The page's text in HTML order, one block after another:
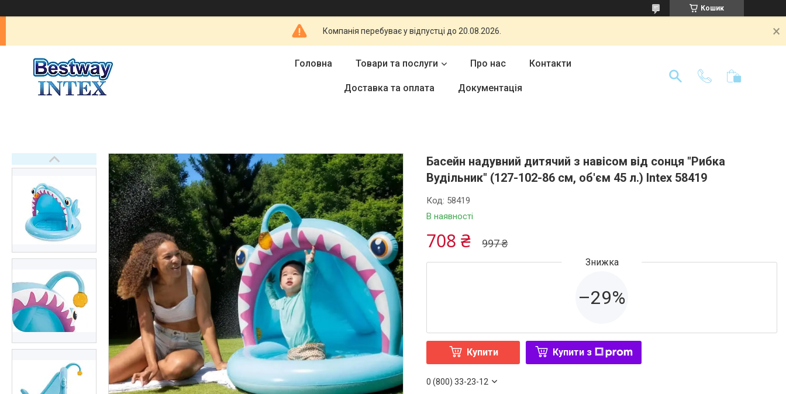
Кошик
Компанія перебуває у відпустці до 20.08.2026.
Головна Товари та послуги Про нас Контакти
Доставка та оплата Документація
Басейн надувний дитячий з навісом від сонця "Рибка
Вудільник" (127-102-86 см, об'єм 45 л.) Intex 58419
В наявності
Код: 58419
997 ₴
708 ₴
–29%
Купити Купити з
0 (800) 33-23-12